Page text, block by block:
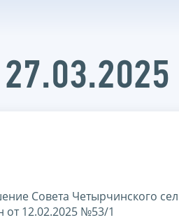
Совета Четырчинского
от 12.02.2025 №53/1